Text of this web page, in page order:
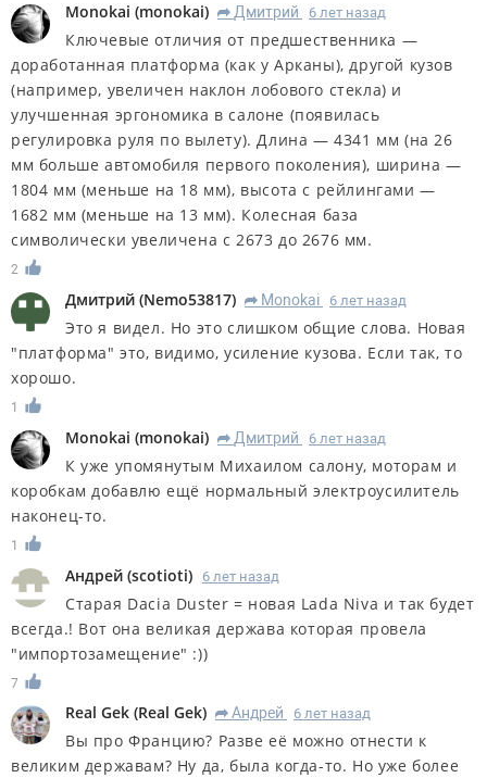
Monokai (monokai) R Дмитрий 6 лет назад
Ключевые отличия от предшественника —
доработанная платформа (как у Арканы), другой кузов
(например, увеличен наклон лобового стекла) и
улучшенная эргономика в салоне (появилась
регулировка руля по вылету). Длина — 4341 мм (на 26
мм больше автомобиля первого поколения), ширина —
1804 мм (меньше на 18 мм), высота с рейлингами —
1682 мм (меньше на 13 мм). Колесная база
символически увеличена с 2673 до 2676 мм.
2
Дмитрий (Nemo53817) R Monokai 6 лет назад
Это я видел. Но это слишком общие слова. Новая
"платформа" это, видимо, усиление кузова. Если так, то
хорошо.
1
Monokai (monokai) R Дмитрий 6 лет назад
К уже упомянутым Михаилом салону, моторам и
коробкам добавлю ещё нормальный электроусилитель
наконец-то.
1
Андрей (scotioti) 6 лет назад
Старая Dacia Duster = новая Lada Niva и так будет
всегда.! Вот она великая держава которая провела
"импортозамещение" :))
7
Real Gek (Real Gek) R Андрей 6 лет назад
Вы про Францию? Разве её можно отнести к
великим державам? Ну да, была когда-то. Но уже более